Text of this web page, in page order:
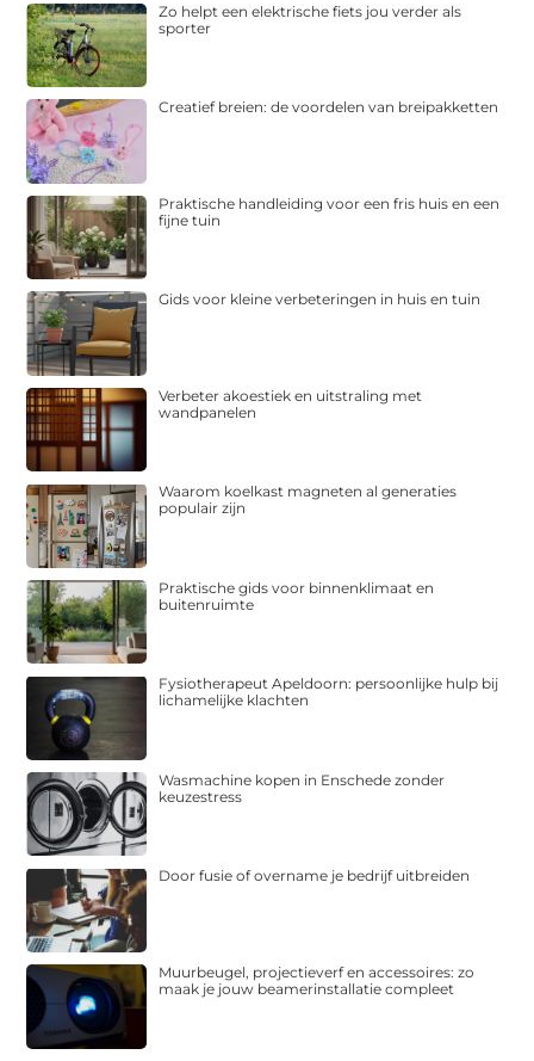
Zo helpt een elektrische fiets jou verder als
sporter
Creatief breien: de voordelen van breipakketten
Praktische handleiding voor een fris huis en een
fijne tuin
Gids voor kleine verbeteringen in huis en tuin
Verbeter akoestiek en uitstraling met
wandpanelen
Waarom koelkast magneten al generaties
populair zijn
Praktische gids voor binnenklimaat en
buitenruimte
Fysiotherapeut Apeldoorn: persoonlijke hulp bij
lichamelijke klachten
Wasmachine kopen in Enschede zonder
keuzestress
Door fusie of overname je bedrijf uitbreiden
Muurbeugel, projectieverf en accessoires: zo
maak je jouw beamerinstallatie compleet